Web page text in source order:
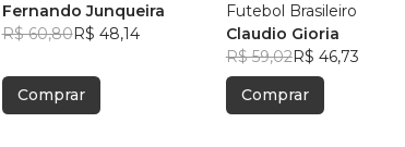
Fernando Junqueira
R$ 60,80R$ 48,14
Comprar
Futebol Brasileiro
Claudio Gioria
R$ 59,02R$ 46,73
Comprar